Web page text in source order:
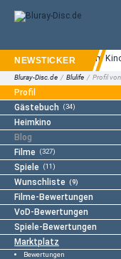
"Ice Cream Man" im
Bluray-Disc.de / Blulife / Profil
Profil
Gästebuch
(34)
Heimkino
Blog
Filme
(327)
Spiele (11)
Wunschliste (9)
Filme-Bewertungen
VoD-Bewertungen
Spiele-Bewertungen
Marktplatz
Bewertungen